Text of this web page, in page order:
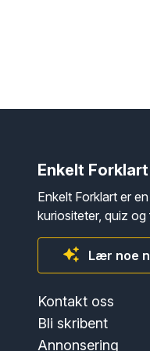
Enkelt Forklart
Enkelt Forklart er
kuriositeter, quiz og
Lær noe
Kontakt oss
Bli skribent
Annonsering